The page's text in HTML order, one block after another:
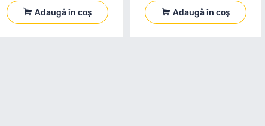
Adaugă în coș Adaugă în coș